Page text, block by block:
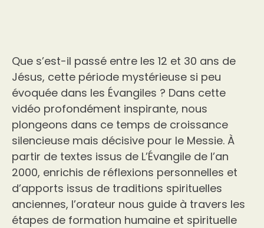
Que s’est-il passé entre les 12 et 30 ans de
Jésus, cette période mystérieuse si peu
évoquée dans les Évangiles ? Dans cette
vidéo profondément inspirante, nous
plongeons dans ce temps de croissance
silencieuse mais décisive pour le Messie. À
partir de textes issus de L’Évangile de l’an
2000, enrichis de réflexions personnelles et
d’apports issus de traditions spirituelles
anciennes, l’orateur nous guide à travers les
étapes de formation humaine et spirituelle